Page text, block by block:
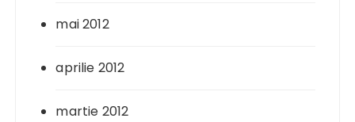
mai 2012
aprilie 2012
martie 2012